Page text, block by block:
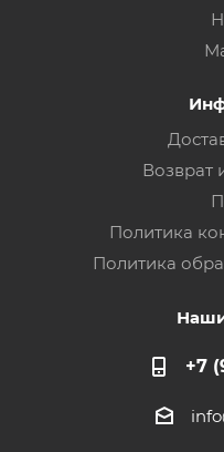
Возврат
Политика
Политика
+7